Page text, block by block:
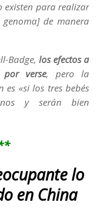
existen para realizar
de manera
Badge, los efectos a
por verse, pero la
«si los tres bebés
y serán bien
lo
en China